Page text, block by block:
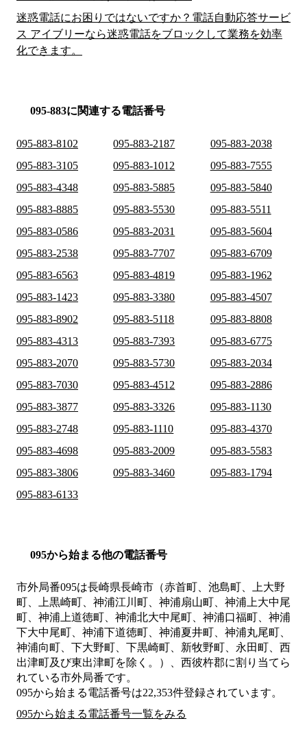
迷惑電話にお困りではないですか？電話自動応答サービ
ス アイブリーなら迷惑電話をブロックして業務を効率
化できます。
095-883に関連する電話番号
095-883-8102 095-883-2187
095-883-2038
095-883-3105
095-883-1012
095-883-7555
095-883-4348
095-883-5885
095-883-5840
095-883-8885
095-883-5530
095-883-5511
095-883-0586
095-883-2031
095-883-5604
095-883-2538
095-883-7707
095-883-6709
095-883-6563
095-883-4819
095-883-1962
095-883-1423
095-883-3380
095-883-4507
095-883-8902
095-883-5118
095-883-8808
095-883-4313
095-883-7393
095-883-6775
095-883-2070
095-883-5730
095-883-2034
095-883-7030
095-883-4512
095-883-2886
095-883-3877
095-883-3326
095-883-1130
095-883-2748
095-883-1110
095-883-4370
095-883-4698
095-883-2009
095-883-5583
095-883-3806
095-883-3460
095-883-1794
095-883-6133
095から始まる他の電話番号
市外局番095は長崎県長崎市（赤首町、池島町、上大野
町、上黒崎町、神浦江川町、神浦扇山町、神浦上大中尾
町、神浦上道徳町、神浦北大中尾町、神浦口福町、神浦
下大中尾町、神浦下道徳町、神浦夏井町、神浦丸尾町、
神浦向町、下大野町、下黒崎町、新牧野町、永田町、西
出津町及び東出津町を除く。）、西彼杵郡に割り当てら
れている市外局番です。
095から始まる電話番号は22,353件登録されています。
095から始まる電話番号一覧をみる